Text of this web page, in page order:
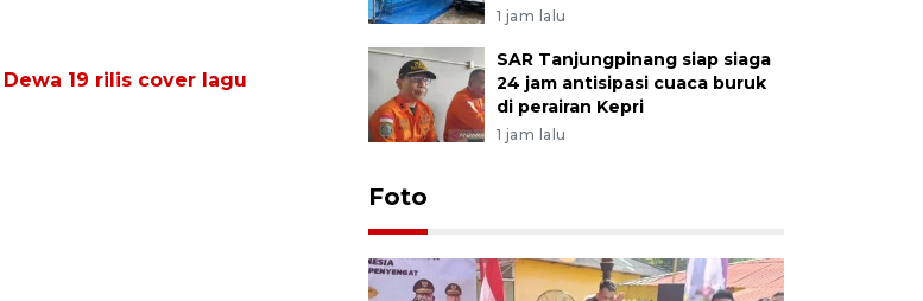
Dewa 19 rilis cover lagu
1 jam lalu
SAR Tanjungpinang siap siaga
24 jam antisipasi cuaca buruk
di perairan Kepri
1 jam lalu
Foto